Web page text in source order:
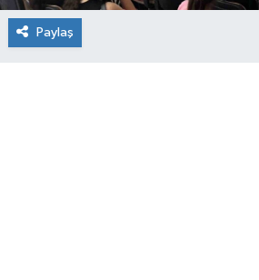
Paylaş